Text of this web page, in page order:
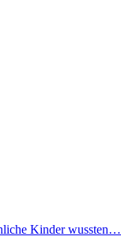
Kinder wussten…